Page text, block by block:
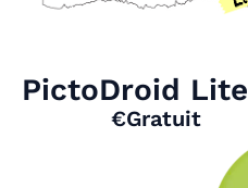
PictoDroid Lite
€Gratuit